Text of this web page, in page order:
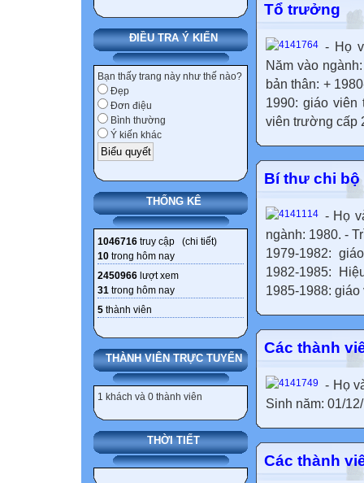
ĐIỀU TRA Ý KIẾN
Bạn thấy trang này như thế nào?
Đẹp
Đơn điệu
Bình thường
Ý kiến khác
THỐNG KÊ
1046716 truy cập (chi tiết)
10 trong hôm nay
2450966 lượt xem
31 trong hôm nay
5 thành viên
THÀNH VIÊN TRỰC TUYẾN
1 khách và 0 thành viên
THỜI TIẾT
Tổ trưởng
- Họ
Năm vào
bản thân: +
1990: giáo
viên trường cấp
Bí thư chi bộ
- Họ
ngành: 1980. -
1979-1982:
1982-1985:
1985-1988:
Các thành
- Họ
Sinh năm: 01/
Các thành